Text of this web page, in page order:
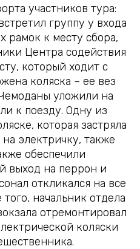
участников тура:
группу у входа
рамок к месту сбора,
Центра содействия
который ходит с
коляска – ее вез
уложили на
к поезду. Одну из
которая застряла
электричку, также
обеспечили
выход на перрон и
откликался на все
начальник отдела
отремонтировал
коляски